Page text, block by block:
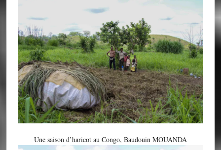
Une saison d’haricot au Congo, Baudouin MOUANDA